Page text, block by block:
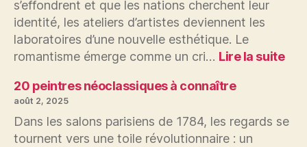
en
toile
picturale
?
s’effondrent et que les nations cherchent leur
identité, les ateliers d’artistes deviennent les
laboratoires d’une nouvelle esthétique. Le
romantisme émerge comme un cri… Lire la suite:
20 peintres néoclassiques à connaître
août 2, 2025
Dans les salons parisiens de 1784, les regards se
tournent vers une toile révolutionnaire : un